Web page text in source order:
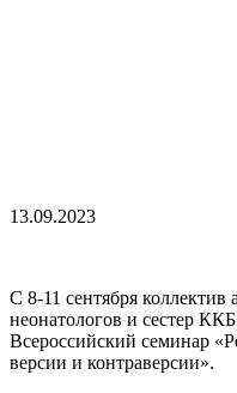
13.09.2023
С 8-11 сентября коллектив
неонатологов и сестер
Всероссийский семинар
версии и контраверсии».